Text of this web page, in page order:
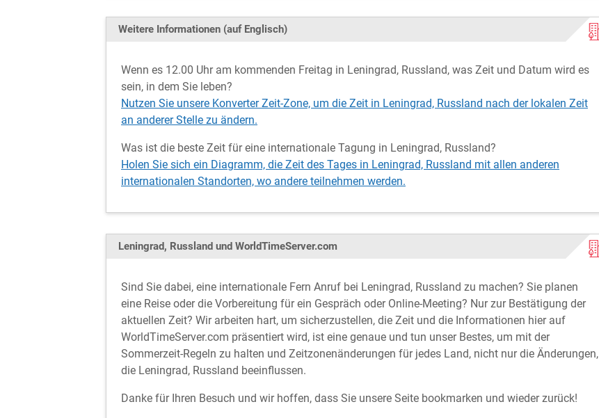
Weitere Informationen (auf Englisch)
Wenn es 12.00 Uhr am kommenden Freitag in Leningrad, Russland, was Zeit und Datum wird es
sein, in dem Sie leben?
Nutzen Sie unsere Konverter Zeit-Zone, um die Zeit in Leningrad, Russland nach der lokalen Zeit
an anderer Stelle zu ändern.
Was ist die beste Zeit für eine internationale Tagung in Leningrad, Russland?
Holen Sie sich ein Diagramm, die Zeit des Tages in Leningrad, Russland mit allen anderen
internationalen Standorten, wo andere teilnehmen werden.
Leningrad, Russland und WorldTimeServer.com
Sind Sie dabei, eine internationale Fern Anruf bei Leningrad, Russland zu machen? Sie planen
eine Reise oder die Vorbereitung für ein Gespräch oder Online-Meeting? Nur zur Bestätigung der
aktuellen Zeit? Wir arbeiten hart, um sicherzustellen, die Zeit und die Informationen hier auf
WorldTimeServer.com präsentiert wird, ist eine genaue und tun unser Bestes, um mit der
Sommerzeit-Regeln zu halten und Zeitzonenänderungen für jedes Land, nicht nur die Änderungen,
die Leningrad, Russland beeinflussen.
Danke für Ihren Besuch und wir hoffen, dass Sie unsere Seite bookmarken und wieder zurück!